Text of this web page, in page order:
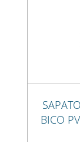
BICO